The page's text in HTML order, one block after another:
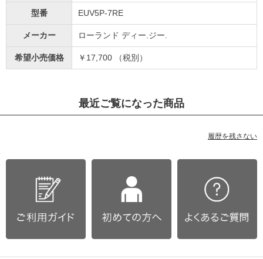
型番 EUV5P-7RE
メーカー ローランド ディー.ジー.
希望小売価格 ￥17,700 （税別）
最近ご覧になった商品
履歴を残さない